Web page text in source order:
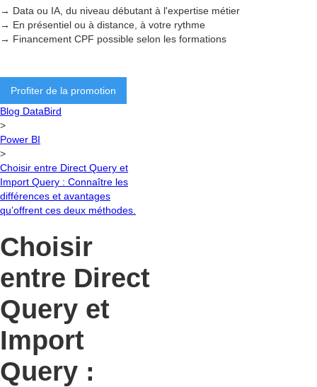
→ Data ou IA, du niveau débutant à l'expertise métier
→ En présentiel ou à distance, à votre rythme
→ Financement CPF possible selon les formations
Profiter de la promotion
Blog DataBird
>
Power BI
>
Choisir entre Direct Query et
Import Query : Connaître les
différences et avantages
qu’offrent ces deux méthodes.
Choisir
entre Direct
Query et
Import
Query :